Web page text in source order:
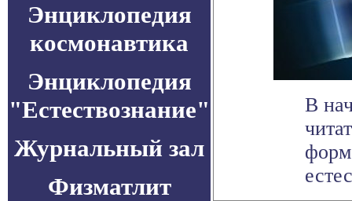
Энциклопедия
космонавтика
Энциклопедия
"Естествознание"
Журнальный зал
Физматлит
В